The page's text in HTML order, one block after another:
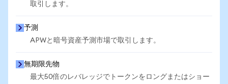
取引します。
予測
APWと暗号資産予測市場で取引します。
無期限先物
最大50倍のレバレッジでトークンをロングまたはショー